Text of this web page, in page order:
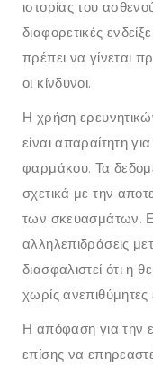
ιστορίας του
διαφορετικές
πρέπει να γίνεται
οι κίνδυνοι.
Η χρήση
είναι απαραίτητη
φαρμάκου. Τα
σχετικά με την
των σκευασμάτων.
αλληλεπιδράσεις
διασφαλιστεί ότι η
χωρίς ανεπιθύμητες
Η απόφαση για την
επίσης να